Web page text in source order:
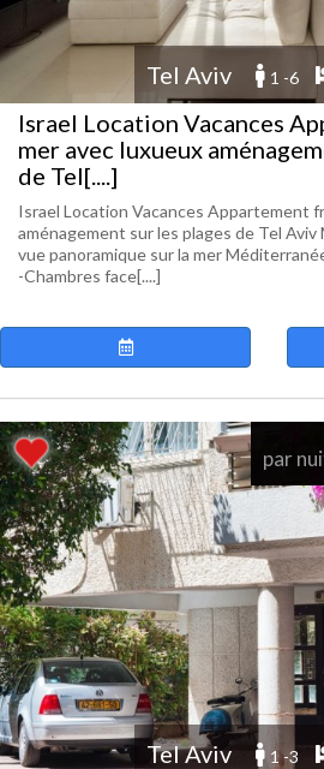
Tel Aviv 1 -6
Israel Location Vacances
mer avec luxueux
de Tel[....]
Israel Location Vacances Appartement
aménagement sur les plages de Tel
vue panoramique sur la mer
-Chambres face[....]
par
Tel Aviv 1 -3